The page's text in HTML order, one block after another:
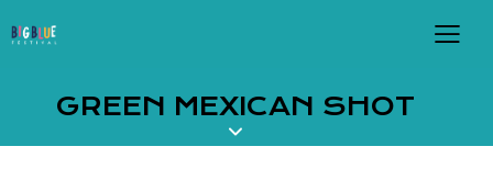
GREEN MEXICAN SHOT